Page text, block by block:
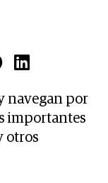
navegan por
importantes
otros